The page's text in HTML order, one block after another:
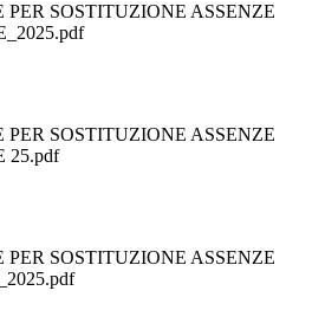
SOSTITUZIONE ASSENZE
SOSTITUZIONE ASSENZE
25.pdf
SOSTITUZIONE ASSENZE